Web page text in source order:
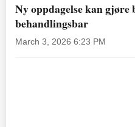
Ny oppdagelse kan
behandlingsbar
March 3, 2026 6:23 PM